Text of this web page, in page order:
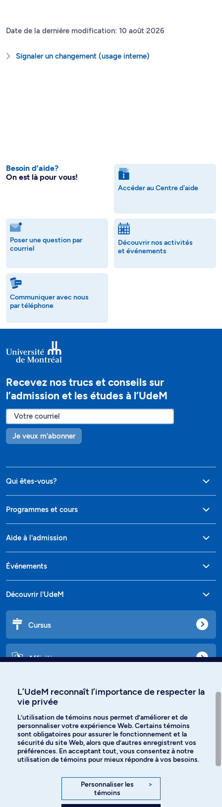
Date de la dernière modification: 10 août 2026
Signaler un changement (usage interne)
Besoin d’aide?
On est là pour vous!
Accéder au Centre d'aide
Poser une question par
courriel
Découvrir nos activités
et événements
Communiquer avec nous
par téléphone
Recevez nos trucs et conseils sur
l’admission et les études à l’UdeM
Je veux m'abonner
Qui êtes-vous?
Programmes et cours
Aide à l'admission
Événements
Découvrir l'UdeM
Cursus
Affiniti
Langues
Facebook Instagram
TikTok YouTube
L’UdeM reconnaît l’importance de respecter la
vie privée
L’utilisation de témoins nous permet d’améliorer et de
personnaliser votre expérience Web. Certains témoins
sont obligatoires pour assurer le fonctionnement et la
sécurité du site Web, alors que d’autres enregistrent vos
préférences. En acceptant tout, vous consentez à notre
utilisation de témoins pour mieux répondre à vos besoins.
Personnaliser les
témoins
>